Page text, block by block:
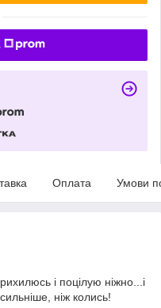
Оплата Умови
і поцілую ніжно...і
ніж колись!